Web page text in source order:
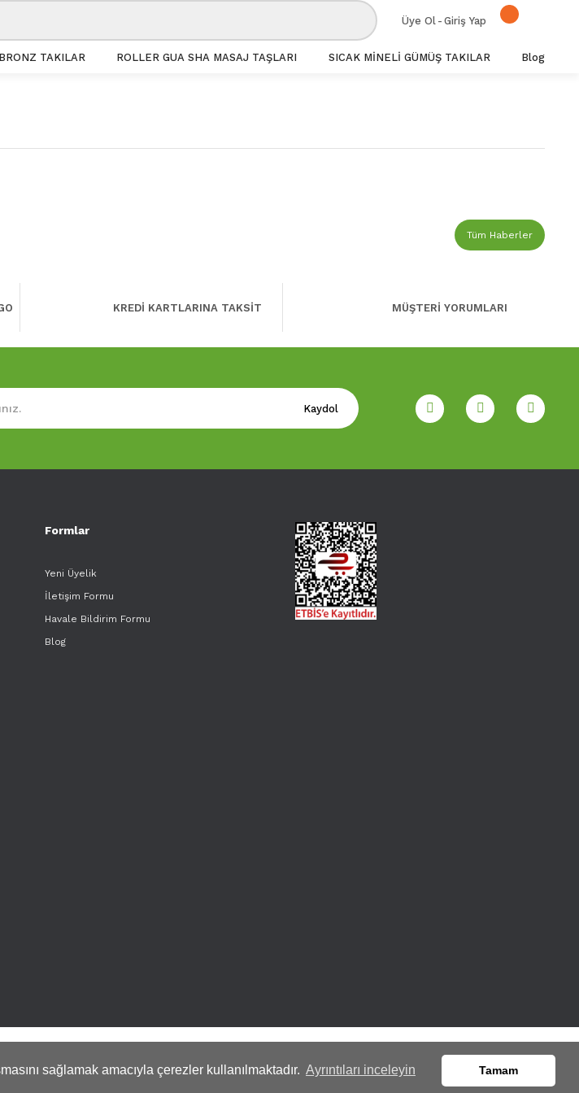
sağlamak amacıyla çerezler kullanılmaktadır. Ayrıntıları inceleyin Tamam
Üye Ol - Giriş Yap
TAKILAR ROLLER GUA SHA MASAJ TAŞLARI SICAK MİNELİ GÜMÜŞ TAKILAR Blog
Tüm Haberler
KREDİ KARTLARINA TAKSİT MÜŞTERİ YORUMLARI
Kaydol
Formlar
Yeni Üyelik
İletişim Formu
Havale Bildirim Formu
Blog